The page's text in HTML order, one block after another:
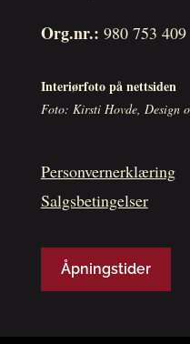
Org.nr.: 980 753 409
Interiørfoto på nettsiden
Foto: Kirsti Hovde, Design
Personvernerklæring
Salgsbetingelser
Åpningstider